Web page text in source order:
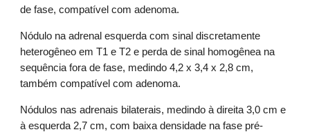
de fase, compatível com adenoma.
Nódulo na adrenal esquerda com sinal discretamente
heterogêneo em T1 e T2 e perda de sinal homogênea na
sequência fora de fase, medindo 4,2 x 3,4 x 2,8 cm,
também compatível com adenoma.
Nódulos nas adrenais bilaterais, medindo à direita 3,0 cm e
à esquerda 2,7 cm, com baixa densidade na fase pré-